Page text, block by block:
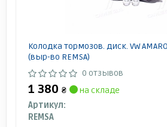
Колодка тормозов. диск. VW
(выр-во REMSA)
0 отзывов
1 380 ₴
на складе
Артикул:
REMSA